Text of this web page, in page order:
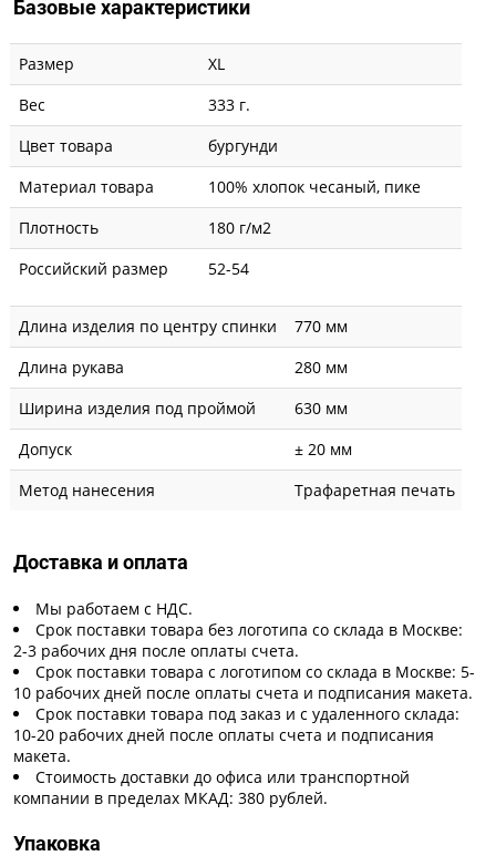
Базовые характеристики
Размер
XL
Вес
333 г.
Цвет товара
бургунди
Материал товара
100% хлопок чесаный, пике
Плотность
180 г/м2
Российский размер
52-54
Длина изделия по центру спинки
770 мм
Длина рукава
280 мм
Ширина изделия под проймой
630 мм
Допуск
± 20 мм
Метод нанесения
Трафаретная печать
Доставка и оплата
Мы работаем с НДС.
Срок поставки товара без логотипа со склада в Москве:
2-3 рабочих дня после оплаты счета.
Срок поставки товара с логотипом со склада в Москве: 5-
10 рабочих дней после оплаты счета и подписания макета.
Срок поставки товара под заказ и с удаленного склада:
10-20 рабочих дней после оплаты счета и подписания
макета.
Стоимость доставки до офиса или транспортной
компании в пределах МКАД: 380 рублей.
Упаковка